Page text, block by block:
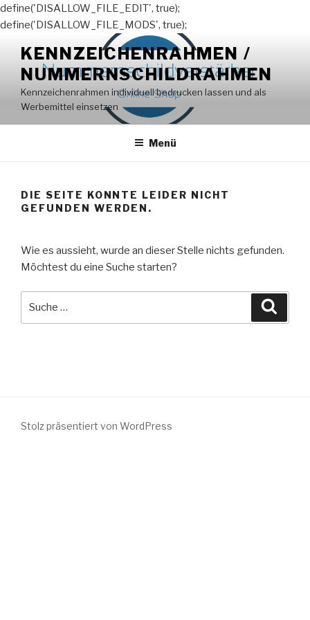
define('DISALLOW_FILE_EDIT', true);
define('DISALLOW_FILE_MODS', true);
Inhalt
springen
KENNZEICHENRAHMEN /
NUMMERNSCHILDRAHMEN
Kennzeichenrahmen individuell bedrucken lassen und als
Werbemittel einsetzen
Menü
DIE SEITE KONNTE LEIDER NICHT
GEFUNDEN WERDEN.
Wie es aussieht, wurde an dieser Stelle nichts gefunden.
Möchtest du eine Suche starten?
Stolz präsentiert von WordPress